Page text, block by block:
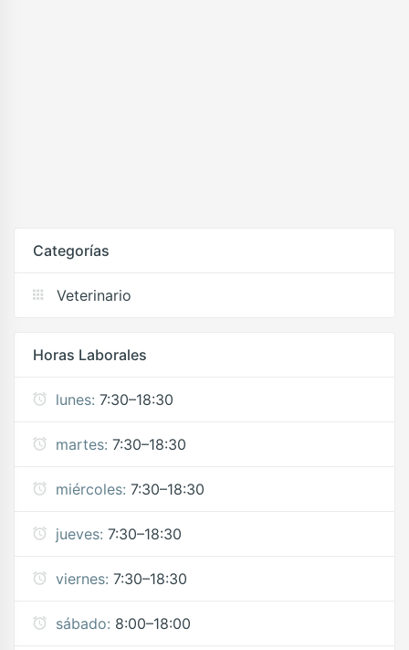
Categorías
Veterinario
Horas Laborales
lunes: 7:30–18:30
martes: 7:30–18:30
miércoles: 7:30–18:30
jueves: 7:30–18:30
viernes: 7:30–18:30
sábado: 8:00–18:00